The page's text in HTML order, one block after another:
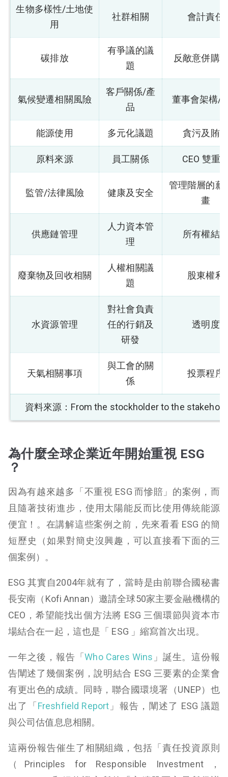
生物多樣性/土地使
用
社群相關 會計責任
碳排放
有爭議的議
題
反敵意併購
氣候變遷相關風險
客戶關係/產
品
董事會架構/
能源使用 多元化議題 貪污及賄
原料來源 員工關係 CEO 雙重
監管/法律風險 健康及安全
管理階層的薪
畫
供應鏈管理
人力資本管
理
所有權結
廢棄物及回收相關
人權相關議
題
股東權利
水資源管理
對社會負責
任的行銷及
研發
透明度
天氣相關事項
與工會的關
係
投票程序
資料來源：From the stockholder to the
為什麼全球企業近年開始重視 ESG
？
因為有越來越多「不重視 ESG 而慘賠」的案例，而
且隨著技術進步，使用太陽能反而比使用傳統能源
便宜！。在講解這些案例之前，先來看看 ESG 的簡
短歷史（如果對簡史沒興趣，可以直接看下面的三
個案例）。
ESG 其實自2004年就有了，當時是由前聯合國秘書
長安南（ Kofi Annan）邀請全球50家主要金融機構的
CEO，希望能找出個方法將 ESG 三個環節與資本市
場結合在一起，這也是「 ESG 」縮寫首次出現。
一年之後，報告「Who Cares Wins 」誕生。這份報
告闡述了幾個案例，說明結合 ESG 三要素的企業會
有更出色的成績。同時，聯合國環境署（UNEP）也
出了「 Freshfield Report 」報告，闡述了 ESG 議題
與公司估值息息相關。
這兩份報告催生了相關組織，包括「責任投資原則
（Principles for Responsible Investment，